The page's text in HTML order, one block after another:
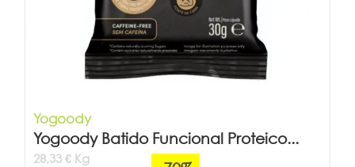
Yogoody
Yogoody Batido Funcional Proteico...
28,33 € Kg